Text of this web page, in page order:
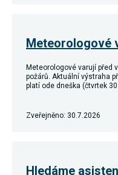
Meteorologové
Meteorologové varují před
požárů. Aktuální výstraha
platí ode dneška (čtvrtek
Zveřejněno: 30.7.2026
Hledáme